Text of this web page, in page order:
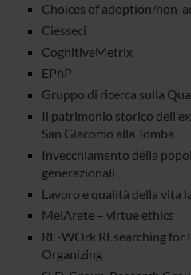
Choices of adoption/non-
Ciesseci
CognitiveMetrix
EPhP
Gruppo di ricerca sulla
Il patrimonio storico
San Giacomo alla Tomba
Invecchiamento della
generazionali
Lavoro e qualità della vita
MelArete – virtue ethics
RE-WOrk REsearching for
Organizing